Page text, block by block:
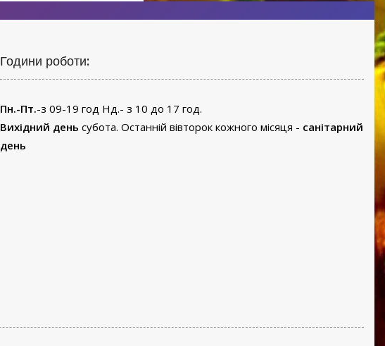
Години роботи:
Пн.-Пт.-з 09-19 год Нд.- з 10 до 17 год.
Вихідний день субота. Останній вівторок кожного місяця - санітарний
день